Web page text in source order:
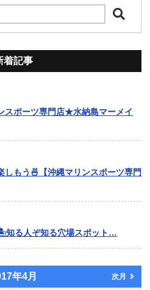
着記事
スポーツ専門店★水納島マーメイ
もう🍜【沖縄マリンスポーツ専門
知る人ぞ知る穴場スポット…
年4月 次月